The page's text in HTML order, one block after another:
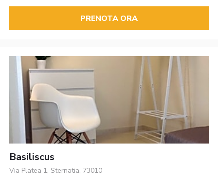
PRENOTA ORA
Basiliscus
Via Platea 1, Sternatia, 73010